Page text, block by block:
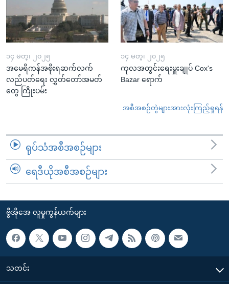
၁၄ မတ္၊ ၂၀၂၅
အမေရိကန်အစိုးရဆက်လက်
လည်ပတ်ရေး လွှတ်တော်အမတ်
တွေ ကြိုးပမ်း
၁၄ မတ္၊ ၂၀၂၅
ကုလအတွင်းရေးမှူးချုပ် Cox's
Bazar ရောက်
အစီအစဉ်တွဲများအားလုံးကြည့်ရှုရန်
ရုပ်သံအစီအစဉ်များ
ရေဒီယိုအစီအစဉ်များ
ဗွီအိုအေ လူမှုကွန်ယက်များ
သတင်း